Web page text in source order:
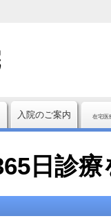
入院のご案内 在宅医
日診